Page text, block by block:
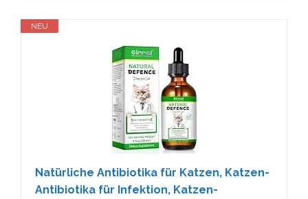
NEU
Natürliche Antibiotika für Katzen, Katzen-
Antibiotika für Infektion, Katzen-